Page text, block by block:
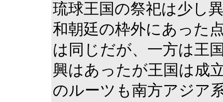
琉球王国の祭祀は少し
和朝廷の枠外にあった
は同じだが、一方は王
興はあったが王国は成
のルーツも南方アジア